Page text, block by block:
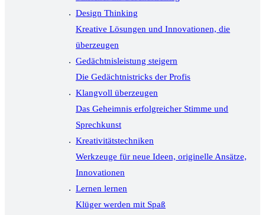
Design Thinking
Kreative Lösungen und Innovationen, die
überzeugen
Gedächtnisleistung steigern
Die Gedächtnistricks der Profis
Klangvoll überzeugen
Das Geheimnis erfolgreicher Stimme und
Sprechkunst
Kreativitätstechniken
Werkzeuge für neue Ideen, originelle Ansätze,
Innovationen
Lernen lernen
Klüger werden mit Spaß